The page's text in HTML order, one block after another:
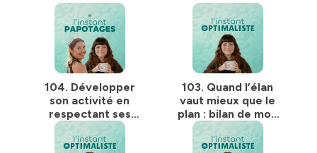
104. Développer
son activité en
respectant ses
valeurs - Instant
Papotages avec
103. Quand l’élan
vaut mieux que le
plan : bilan de mon
dernier lancement